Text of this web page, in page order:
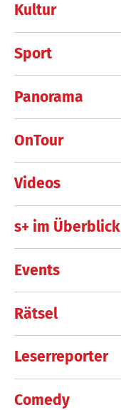
Kultur
Sport
Panorama
OnTour
Videos
s+ im Überblick
Events
Rätsel
Leserreporter
Comedy